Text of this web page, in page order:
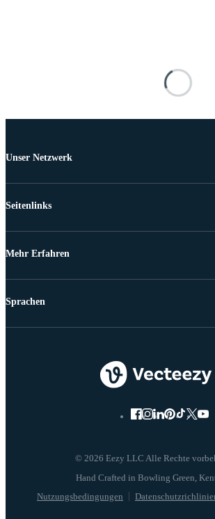
Unser Netzwerk
Seitenlinks
Mehr Erfahren
© 2026 Eezy LLC Alle Rechte
Nutzungsbedingungen
Sprachen